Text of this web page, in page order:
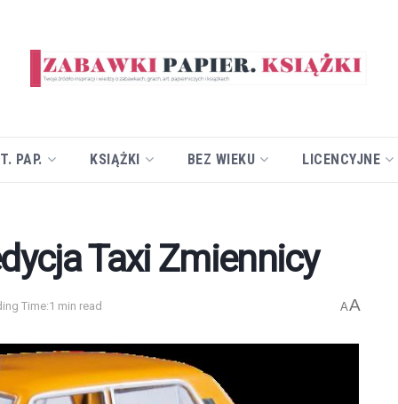
PAP. KSIĄŻKI BEZ WIEKU LICENCYJNE
Taxi Zmiennicy
Time:1 min read AA